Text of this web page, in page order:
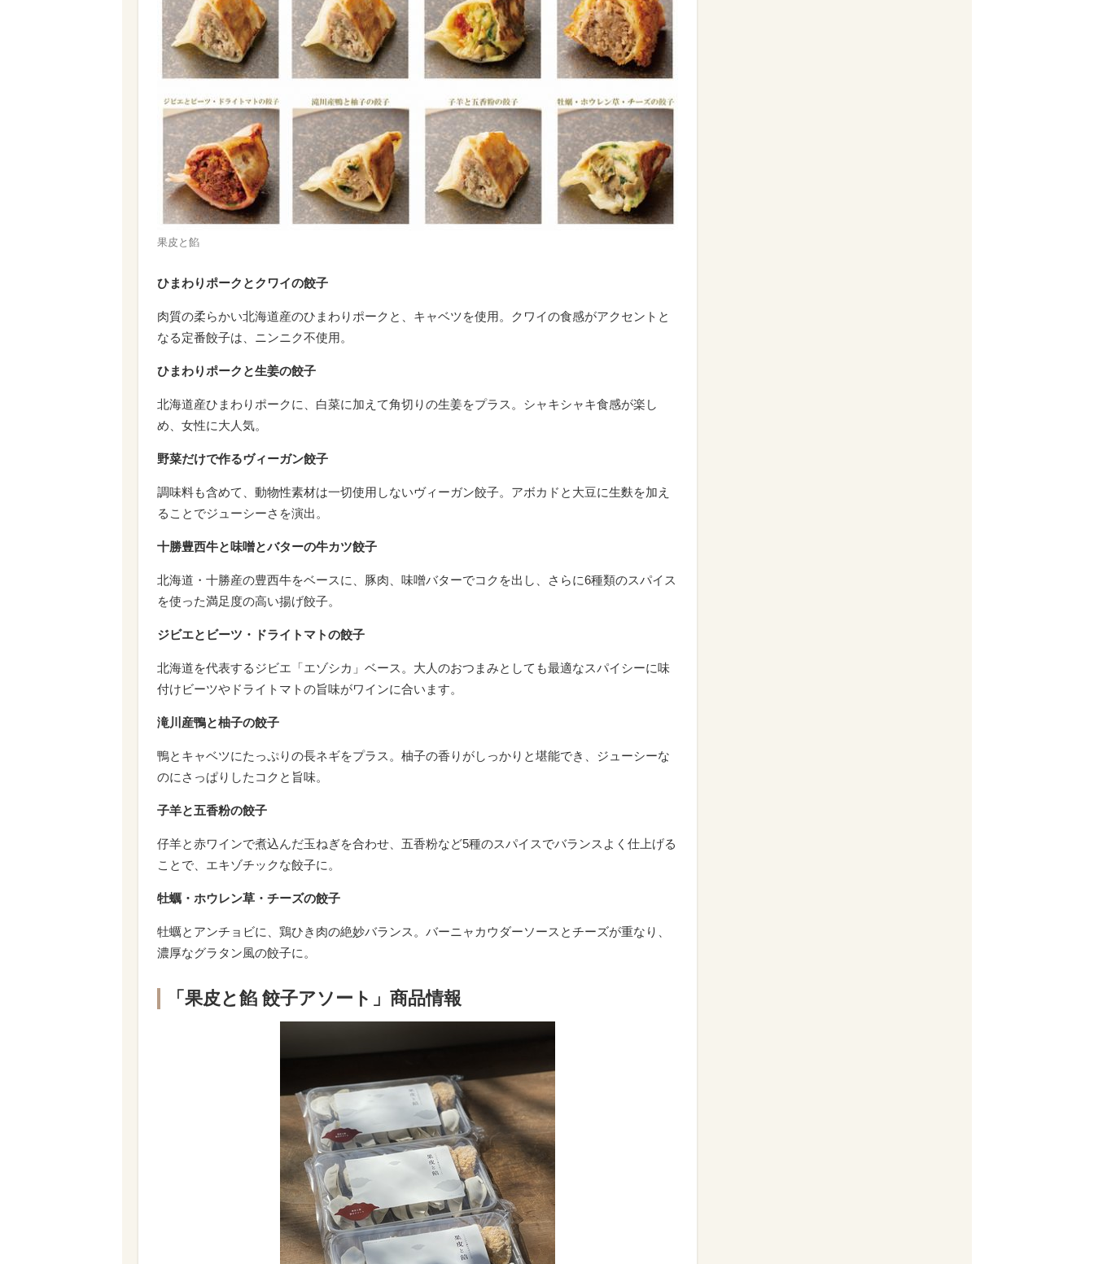
果皮と餡
ひまわりポークとクワイの餃子
肉質の柔らかい北海道産のひまわりポークと、キャベツを使用。クワイの食感がアクセントと
なる定番餃子は、ニンニク不使用。
ひまわりポークと生姜の餃子
北海道産ひまわりポークに、白菜に加えて角切りの生姜をプラス。シャキシャキ食感が楽し
め、女性に大人気。
野菜だけで作るヴィーガン餃子
調味料も含めて、動物性素材は一切使用しないヴィーガン餃子。アボカドと大豆に生麩を加え
ることでジューシーさを演出。
十勝豊西牛と味噌とバターの牛カツ餃子
北海道・十勝産の豊西牛をベースに、豚肉、味噌バターでコクを出し、さらに6種類のスパイス
を使った満足度の高い揚げ餃子。
ジビエとビーツ・ドライトマトの餃子
北海道を代表するジビエ「エゾシカ」ベース。大人のおつまみとしても最適なスパイシーに味
付けビーツやドライトマトの旨味がワインに合います。
滝川産鴨と柚子の餃子
鴨とキャベツにたっぷりの長ネギをプラス。柚子の香りがしっかりと堪能でき、ジューシーな
のにさっぱりしたコクと旨味。
子羊と五香粉の餃子
仔羊と赤ワインで煮込んだ玉ねぎを合わせ、五香粉など5種のスパイスでバランスよく仕上げる
ことで、エキゾチックな餃子に。
牡蠣・ホウレン草・チーズの餃子
牡蠣とアンチョビに、鶏ひき肉の絶妙バランス。バーニャカウダーソースとチーズが重なり、
濃厚なグラタン風の餃子に。
「果皮と餡 餃子アソート」商品情報